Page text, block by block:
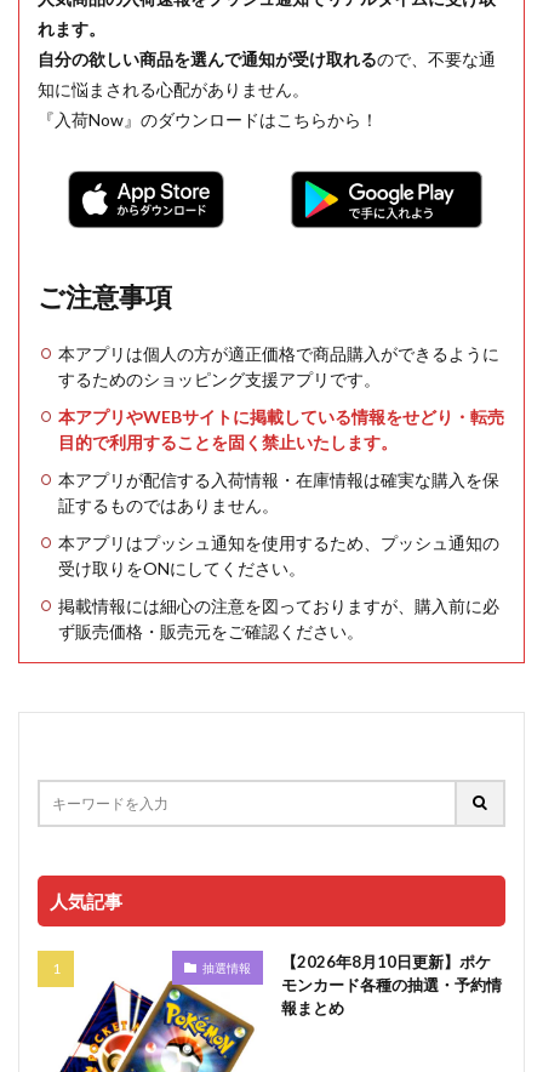
れます。
自分の欲しい商品を選んで通知が受け取れるので、不要な通
知に悩まされる心配がありません。
『入荷Now』のダウンロードはこちらから！
ご注意事項
本アプリは個人の方が適正価格で商品購入ができるように
するためのショッピング支援アプリです。
本アプリやWEBサイトに掲載している情報をせどり・転売
目的で利用することを固く禁止いたします。
本アプリが配信する入荷情報・在庫情報は確実な購入を保
証するものではありません。
本アプリはプッシュ通知を使用するため、プッシュ通知の
受け取りをONにしてください。
掲載情報には細心の注意を図っておりますが、購入前に必
ず販売価格・販売元をご確認ください。
人気記事
抽選情報
【2026年8月10日更新】ポケ
モンカード各種の抽選・予約情
報まとめ